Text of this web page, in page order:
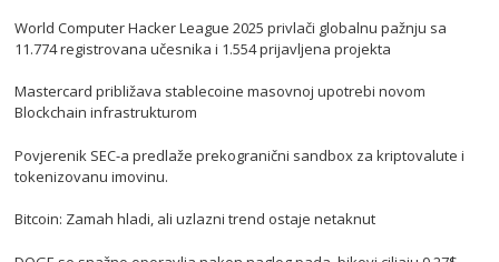
World Computer Hacker League 2025 privlači globalnu pažnju sa
11.774 registrovana učesnika i 1.554 prijavljena projekta
Mastercard približava stablecoine masovnoj upotrebi novom
Blockchain infrastrukturom
Povjerenik SEC-a predlaže prekogranični sandbox za kriptovalute i
tokenizovanu imovinu.
Bitcoin: Zamah hladi, ali uzlazni trend ostaje netaknut